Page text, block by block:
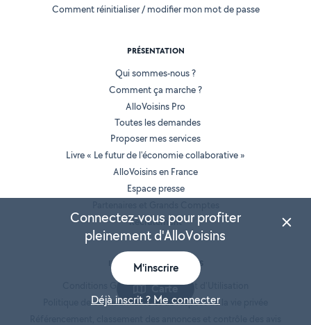
Carte
Comment réinitialiser / modifier mon mot de passe
PRÉSENTATION
Qui sommes-nous ?
Comment ça marche ?
AlloVoisins Pro
Toutes les demandes
Proposer mes services
Livre « Le futur de l'économie collaborative »
AlloVoisins en France
Espace presse
Recrutement
INFORMATIONS LÉGALES
Conditions Générales de Vente et d'Utilisation
Politique de confidentialité et de respect de la vie privée
Connectez-vous pour profiter
pleinement d'AlloVoisins
M'inscrire
Déjà inscrit ? Me connecter